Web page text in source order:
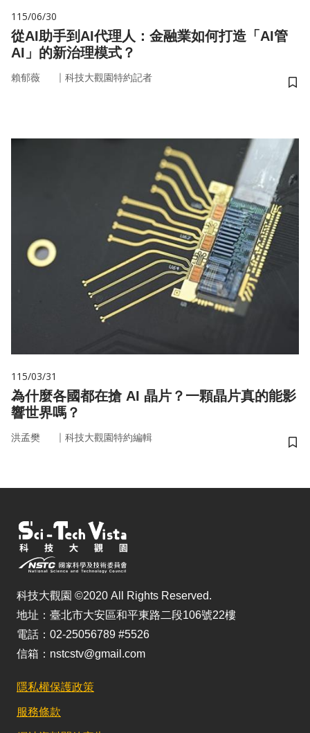
115/06/30
從AI助手到AI代理人：金融業如何打造「AI管
AI」的新治理模式？
賴郁薇 ｜ 科技大觀園特約記者
儲
115/03/31
為什麼各國都在搶 AI 晶片？一顆晶片真的能影
響世界嗎？
洪孟樊 ｜ 科技大觀園特約編輯
儲
科技大觀園 ©2020 All Rights Reserved.
地址：臺北市大安區和平東路二段106號22樓
電話：02-25056789 #5526
信箱：nstcstv@gmail.com
隱私權保護政策
服務條款